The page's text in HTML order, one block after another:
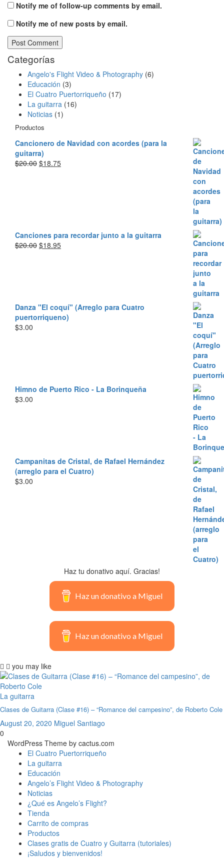
Notify me of follow-up comments by email.
Notify me of new posts by email.
Categorías
Angelo's Flight Video & Photography (6)
Educación (3)
El Cuatro Puertorriqueño (17)
La guitarra (16)
Noticias (1)
Productos
Cancionero de Navidad con acordes (para la
guitarra)
$20.00 Original
$18.75Current
Canciones para recordar junto a la guitarra
$20.00 Original
$18.95Current
Danza "El coquí" (Arreglo para Cuatro
puertorriqueno)
$3.00
Himno de Puerto Rico - La Borinqueña
$3.00
Campanitas de Cristal, de Rafael Hernández
(arreglo para el Cuatro)
$3.00
Haz tu donativo aquí. Gracias!
Haz un donativo a Miguel
Haz un donativo a Miguel
you may like
La guitarra
Clases de Guitarra (Clase #16) – “Romance del campesino”, de Roberto Cole
August 20, 2020 Miguel Santiago
0
WordPress Theme by cactus.com
El Cuatro Puertorriqueño
La guitarra
Educación
Angelo’s Flight Video & Photography
Noticias
¿Qué es Angelo’s Flight?
Tienda
Carrito de compras
Productos
Clases gratis de Cuatro y Guitarra (tutoriales)
¡Saludos y bienvenidos!